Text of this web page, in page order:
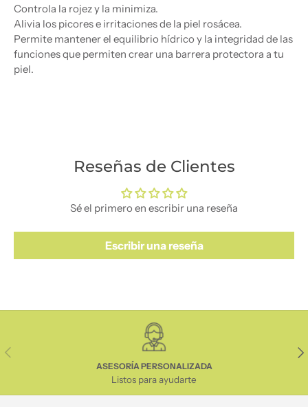
Controla la rojez y la minimiza.
Alivia los picores e irritaciones de la piel rosácea.
Permite mantener el equilibrio hídrico y la integridad de las
funciones que permiten crear una barrera protectora a tu
piel.
Reseñas de Clientes
Sé el primero en escribir una reseña
Escribir una reseña
Anterior
ASESORÍA PERSONALIZADA
Listos para ayudarte